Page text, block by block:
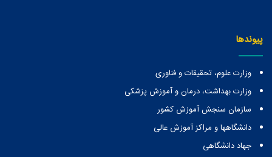
پیوندها
وزارت علوم، تحقیقات و فناوری
وزارت بهداشت، درمان و آموزش پزشکی
سازمان سنجش آموزش کشور
دانشگاهها و مراكز آموزش عالی
جهاد دانشگاهی